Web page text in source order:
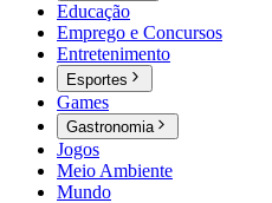
Educação
Emprego e Concursos
Entretenimento
Esportes
Games
Gastronomia
Jogos
Meio Ambiente
Mundo